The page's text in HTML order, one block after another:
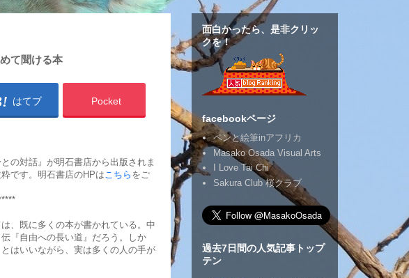
て聞ける本
はてブ Pocket
の対話』が明石書店から出版されま
です。明石書店のHPはこちら をご
、既に多くの本が書かれている。中
『自由への長い道』だろう。しか
はいいながら、実は多くの人の手が
面白かったら、是非クリッ
クを！
facebookページ
ペンと絵筆inアフリカ
Masako Osada Visual Arts
I Love Tai Chi
Sakura Club 桜クラブ
過去7日間の人気記事トップ
テン